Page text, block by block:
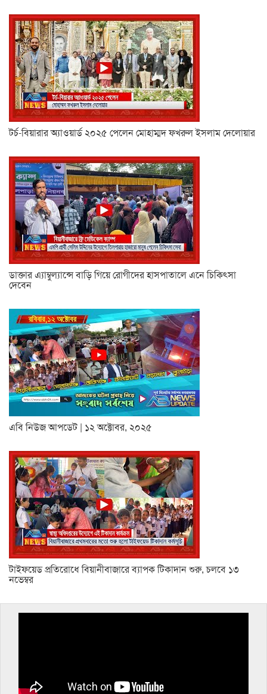
টর্চ-বিয়ারার অ্যাওয়ার্ড ২০২৫ পেলেন মোহাম্মদ ফখরুল ইসলাম দেলোয়ার
ডাক্তার এ্যাম্বুল্যান্সে বাড়ি গিয়ে রোগীদের হাসপাতালে এনে চিকিৎসা
দেবেন
এবি নিউজ আপডেট | ১২ অক্টোবর, ২০২৫
টাইফয়েড প্রতিরোধে বিয়ানীবাজারে ব্যাপক টিকাদান শুরু, চলবে ১৩
নভেম্বর